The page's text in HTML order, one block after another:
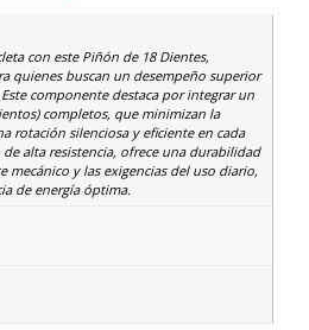
con este Piñón de 18 Dientes,
quienes buscan un desempeño superior
componente destaca por integrar un
completos, que minimizan la
rotación silenciosa y eficiente en cada
alta resistencia, ofrece una durabilidad
mecánico y las exigencias del uso diario,
de energía óptima.